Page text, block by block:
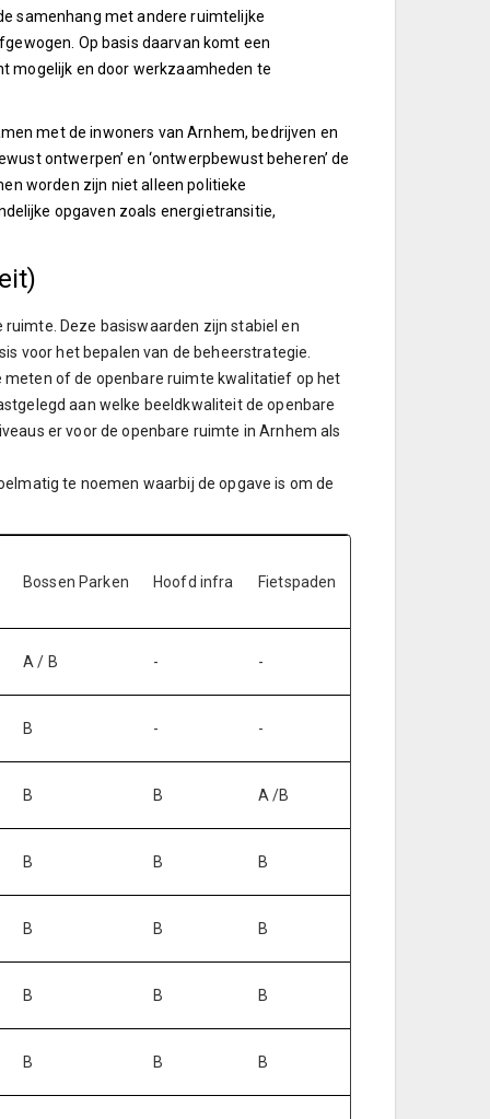
samenhang met andere ruimtelijke
Op basis daarvan komt een
mogelijk en door werkzaamheden te
met de inwoners van Arnhem, bedrijven en
ontwerpen’ en ‘ontwerpbewust beheren’ de
worden zijn niet alleen politieke
opgaven zoals energietransitie,
Deze basiswaarden zijn stabiel en
voor het bepalen van de beheerstrategie.
meten of de openbare ruimte kwalitatief op het
aan welke beeldkwaliteit de openbare
er voor de openbare ruimte in Arnhem als
te noemen waarbij de opgave is om de
Bossen Parken Hoofd infra Fietspaden
A / B - -
B - -
B B A /B
B B B
B B B
B B B
B B B